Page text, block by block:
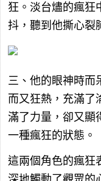
狂。淡台燼的瘋狂
抖，聽到他撕心裂
三、他的眼神時而
而又狂熱，充滿了
滿了力量，卻又顯
一種瘋狂的狀態。
這兩個角色的瘋狂